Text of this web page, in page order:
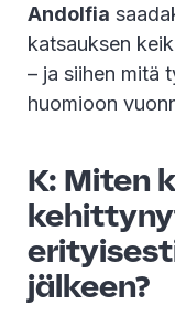
Andolfia
katsauksen
– ja siihen mitä
huomioon
K: Miten
jälkeen?